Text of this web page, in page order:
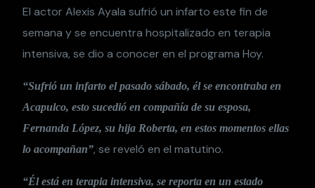
El actor Alexis Ayala sufrió un infarto este fin de
semana y se encuentra hospitalizado en terapia
intensiva, se dio a conocer en el programa Hoy.
“Sufrió un infarto el pasado sábado, él se encontraba en
Acapulco, esto sucedió en compañía de su esposa,
Fernanda López, su hija Roberta, en estos momentos ellas
lo acompañan”, se reveló en el matutino.
“Él está en terapia intensiva, se reporta en un estado